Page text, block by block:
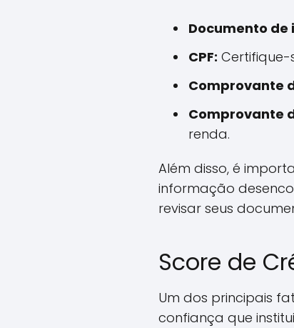
Documento
CPF: Certifique-
Comprovante
Comprovante
renda.
Além disso, é
informação
revisar seus
Score de
Um dos principais
confiança que